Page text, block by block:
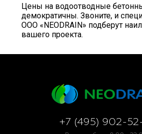
Цены на водоотводные
демократичны. Звоните, и
ООО «NEODRAIN» подберут
вашего проекта.
+7 (495) 902-